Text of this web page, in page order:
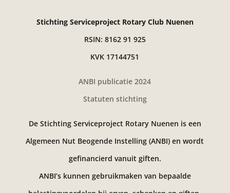
Stichting Serviceproject Rotary Club Nuenen
RSIN: 8162 91 925
KVK 17144751
ANBI publicatie 2024
Statuten stichting
De Stichting Serviceproject Rotary Nuenen is een
Algemeen Nut Beogende Instelling (ANBI) en wordt
gefinancierd vanuit giften.
ANBI’s kunnen gebruikmaken van bepaalde